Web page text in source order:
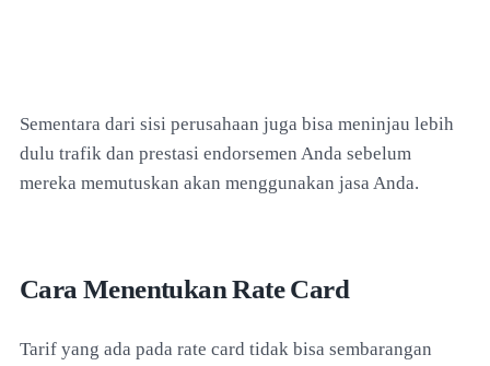
Sementara dari sisi perusahaan juga bisa meninjau lebih
dulu trafik dan prestasi endorsemen Anda sebelum
mereka memutuskan akan menggunakan jasa Anda.
Cara Menentukan Rate Card
Tarif yang ada pada rate card tidak bisa sembarangan